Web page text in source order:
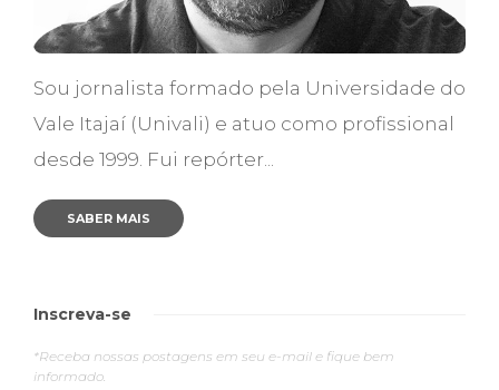
Sou jornalista formado pela Universidade do
Vale Itajaí (Univali) e atuo como profissional
desde 1999. Fui repórter...
SABER MAIS
Inscreva-se
*Receba nossas postagens em seu e-mail e fique bem
informado.